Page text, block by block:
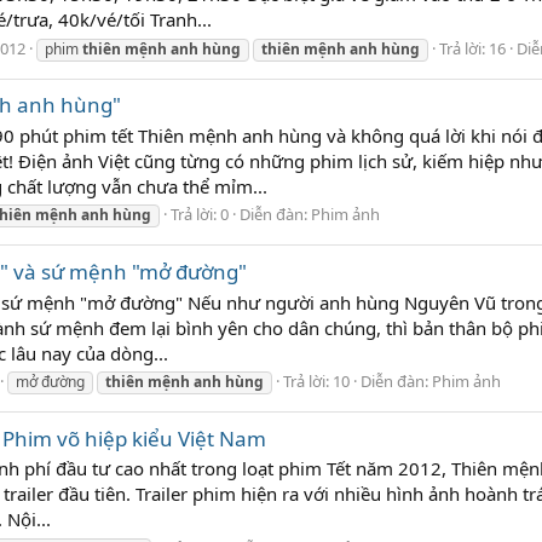
trưa, 40k/vé/tối Tranh...
phimthiên mệnh anh hùng thiên mệnh anh hùng Trả lời: 16
anh hùng"
phút phim tết Thiên mệnh anh hùng và không quá lời khi nói
Điện ảnh Việt cũng từng có những phim lịch sử, kiếm hiệp
lượng vẫn chưa thể mỉm...
mệnh anh hùng Trả lời: 0 Diễn đàn: Phim ảnh
và sứ mệnh "mở đường"
mệnh "mở đường" Nếu như người anh hùng Nguyên Vũ
sứ mệnh đem lại bình yên cho dân chúng, thì bản thân bộ
lâu nay của dòng...
mở đường thiên mệnh anh hùng Trả lời: 10 Diễn đàn: Phim ảnh
võ hiệp kiểu Việt Nam
phí đầu tư cao nhất trong loạt phim Tết năm 2012, Thiên
đầu tiên. Trailer phim hiện ra với nhiều hình ảnh hoành
Nội...